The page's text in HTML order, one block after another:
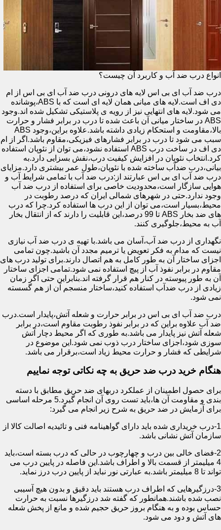
انواع درب ضد آب و کاربرد آن چیست؟
درب ضد آب ای بی اس لایه های درونی درب ضد آب ای بی اس از ام
دی اف است.لایه های میانی همان لایه ای است که با ABS،پوشانده
می شود.لایه های انتهایی نیز از رویه ی پلاستیکی تشکیل شده اند.وجود
ABS در ساختار میانی آن باعث شده تا درب در برابر فشار و حرارت
بالا،مقاومت و استحکام زیادی داشته باشد.علاوه براین،وجود ABS
سبب می شود تا درب در برابر فشارهای فیزیکی،مقاوم باشد.اگر از ام
دی اف در ساخت درب ABS استفاده نشود،می توان از نئوپان استفاده
کرد.انتخاب نئوپان در افزایش کیفیت درب،نقش بسزایی دارد.به
بیانی،درب ضدآب ساخته شده با نئوپان،طول عمر بیشتری دارد.مزایای
درب ضد آب ای بی اس عبارتند از:درب ضد آب با تمامی شرایط آب و
هوایی سازگار است،محدودیت خاصی برای استفاده از درب ضد آب
وجود ندارد.حتی در شهرهای شمالی ایران که درصد رطوبت در
محیط،بسیار است،می توان از این درب ها استفاده کرد.چرا که درب
های ضد بخار ABS تا 99 درصد،این قابلیت را دارند که از انتقال بخار
آب به محیط،جلوگیری کنند.
نگهداری از درب ضد آب،آسان می باشد.با تهیه ی درب ضد آب نیازی
نیست که مدام به فکر تعویض یا ترمیم مجدد آن باشید.چون تمامی
اجزای ساختار آن به طور کامل به هم اتصال دارند.برای تولید درب های
مقاوم در برابر نفوذ آب از پیچ استفاده نمی شود.تمامی اجزای ساختار
آن به طور پیوسته در کنار هم قرار گرفته اند.بنابراین حتی اگر زمان
زیادی از درب ضدآب استفاده کنید،ساختار منسجم آن از هم گسسته
نمی شود.
درب ضد آب ای بی اس در برابر حرارت و شعله آتش،پایدار است.درب
ضد آب علاوه براین که در برابر نفوذ رطوبت مقاوم است،در برابر
شعله آتش نیز پایدار می باشد.به طوری که اگر محیط دچار آتش
سوزی شود،اجزای ساختار درب ذوب نمی شود.این موضوع در
شرایطی که فشار و حرارت محیط زیاد است،برقرار می باشد.
هنگام خرید درب ضد حریق به چه نکاتی توجه نماییم
برای حصول اطمینان از عملکرد دربهای ضد حریق مطابق با دسته
بندی و مقاومت آن ها،باید تست روی آن انجام گیرد.5 مرحله اساسی
برای آزمایش در ضد حریق به شرح زیر انجام می گیرد:
1-درب خریداری شده باید دارای گواهینامه فنی و تائیدیه اصالت کالا از
سازمان آتش نشانی باشد.
2-فضای خالی بین درب و چهارچوب در حالی که درب بسته است،باید
4 میلیمتر از قسمت بالا و اطراف باشد.این فاصله در پایین درب می
تواند تا 8 میلیمتر باشد.به عبارتی نور نباید از پایین درب درز نماید.
3-درزگیرهایی که اطراف درب هستند باید دقیق و بدون هیچ آسیبی
نصب شده باشند.همانطور که گفته شد درزگیرها نسبت به حرارت
حساس بوده و به هنگام بروز حریق حجیم شده و مانع از پخش شعله
های آتش و دود می شود.